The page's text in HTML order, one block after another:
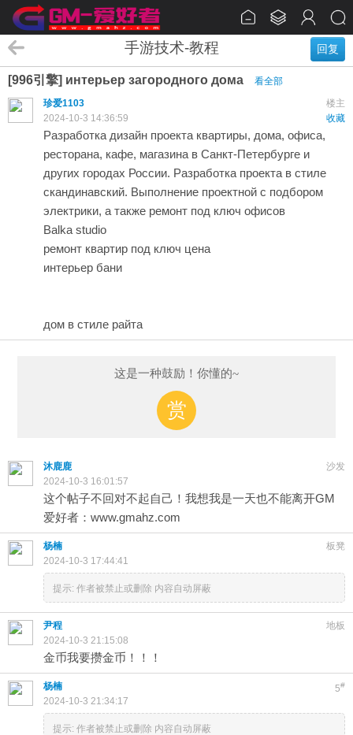
回复
手游技术-教程
[996引擎] интерьер загородного дома
看全部
楼主
珍爱1103
收藏
2024-10-3 14:36:59
Разработка дизайн проекта квартиры, дома, офиса,
ресторана, кафе, магазина в Санкт-Петербурге и
других городах России. Разработка проекта в стиле
скандинавский. Выполнение проектной с подбором
электрики, а также ремонт под ключ офисов
Balka studio
ремонт квартир под ключ цена
интерьер бани
дом в стиле райта
这是一种鼓励！你懂的~
赏
沙发
沐鹿鹿
2024-10-3 16:01:57
这个帖子不回对不起自己！我想我是一天也不能离开GM
爱好者：www.gmahz.com
板凳
杨楠
2024-10-3 17:44:41
提示: 作者被禁止或删除 内容自动屏蔽
地板
尹程
2024-10-3 21:15:08
金币我要攒金币！！！
5#
杨楠
2024-10-3 21:34:17
提示: 作者被禁止或删除 内容自动屏蔽